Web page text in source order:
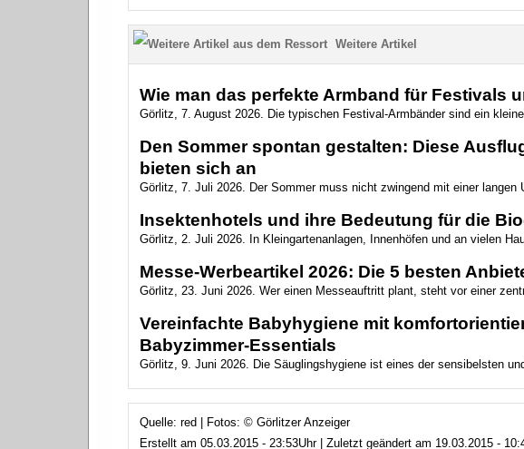
Weitere Artikel
Wie man das perfekte Armband für Festivals
Görlitz, 7. August 2026. Die typischen Festival-Armbänder sind ein
Den Sommer spontan gestalten: Diese
bieten sich an
Görlitz, 7. Juli 2026. Der Sommer muss nicht zwingend mit einer langen
Insektenhotels und ihre Bedeutung für die
Görlitz, 2. Juli 2026. In Kleingartenanlagen, Innenhöfen und an vielen
Messe-Werbeartikel 2026: Die 5 besten
Görlitz, 23. Juni 2026. Wer einen Messeauftritt plant, steht vor einer
Vereinfachte Babyhygiene mit
Babyzimmer‑Essentials
Görlitz, 9. Juni 2026. Die Säuglingshygiene ist eines der sensibelsten
Quelle: red | Fotos: © Görlitzer Anzeiger
Erstellt am 05.03.2015 - 23:53Uhr | Zuletzt geändert am 19.03.2015 -